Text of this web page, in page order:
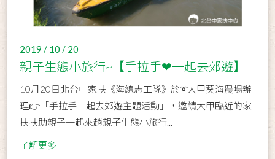
2019 / 10 / 20
親子生態小旅行~【手拉手❤一起去郊遊】
10月20日北台中家扶《海線志工隊》於➰大甲葵海農場辦
理👉「手拉手一起去郊遊主題活動」，邀請大甲臨近的家
扶扶助親子一起來趟親子生態小旅行...
了解更多